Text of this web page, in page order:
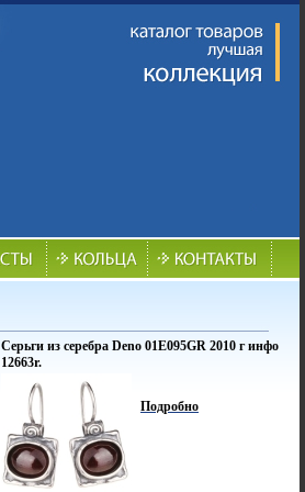
Серьги из серебра Deno 01E095GR 2010 г инфо
12663r.
Подробно